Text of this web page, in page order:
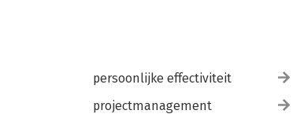
persoonlijke effectiviteit
projectmanagement